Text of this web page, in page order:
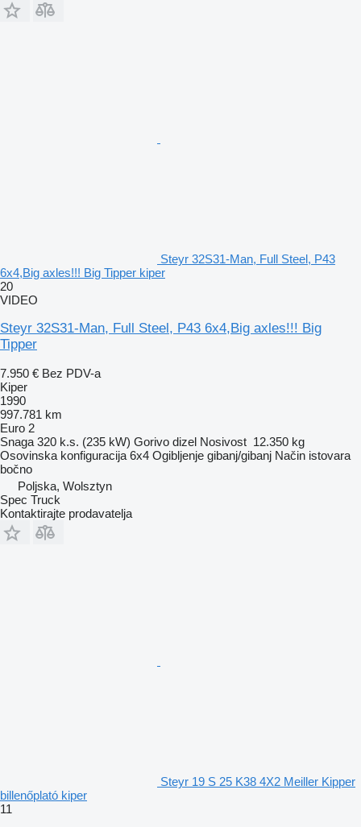
Steyr 32S31-Man, Full Steel, P43
6x4,Big axles!!! Big Tipper kiper
20
VIDEO
Steyr 32S31-Man, Full Steel, P43 6x4,Big axles!!! Big
Tipper
7.950 € Bez PDV-a
Kiper
1990
997.781 km
Euro 2
Snaga 320 k.s. (235 kW) Gorivo dizel Nosivost 12.350 kg
Osovinska konfiguracija 6x4 Ogibljenje gibanj/gibanj Način istovara
bočno
Poljska, Wolsztyn
Spec Truck
Kontaktirajte prodavatelja
Steyr 19 S 25 K38 4X2 Meiller Kipper
billenőplató kiper
11